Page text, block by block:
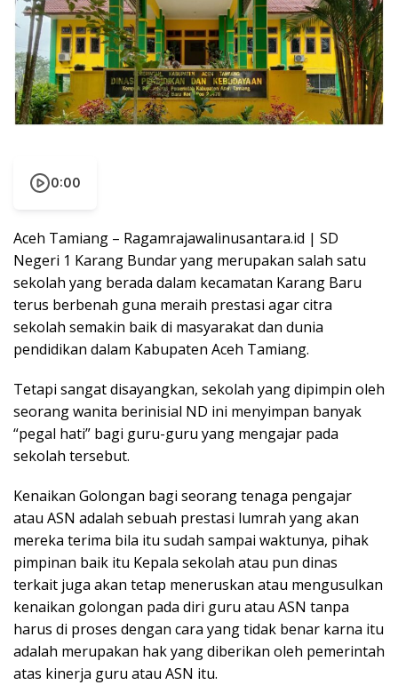
0:00
Aceh Tamiang – Ragamrajawalinusantara.id | SD
Negeri 1 Karang Bundar yang merupakan salah satu
sekolah yang berada dalam kecamatan Karang Baru
terus berbenah guna meraih prestasi agar citra
sekolah semakin baik di masyarakat dan dunia
pendidikan dalam Kabupaten Aceh Tamiang.
Tetapi sangat disayangkan, sekolah yang dipimpin oleh
seorang wanita berinisial ND ini menyimpan banyak
“pegal hati” bagi guru-guru yang mengajar pada
sekolah tersebut.
Kenaikan Golongan bagi seorang tenaga pengajar
atau ASN adalah sebuah prestasi lumrah yang akan
mereka terima bila itu sudah sampai waktunya, pihak
pimpinan baik itu Kepala sekolah atau pun dinas
terkait juga akan tetap meneruskan atau mengusulkan
kenaikan golongan pada diri guru atau ASN tanpa
harus di proses dengan cara yang tidak benar karna itu
adalah merupakan hak yang diberikan oleh pemerintah
atas kinerja guru atau ASN itu.